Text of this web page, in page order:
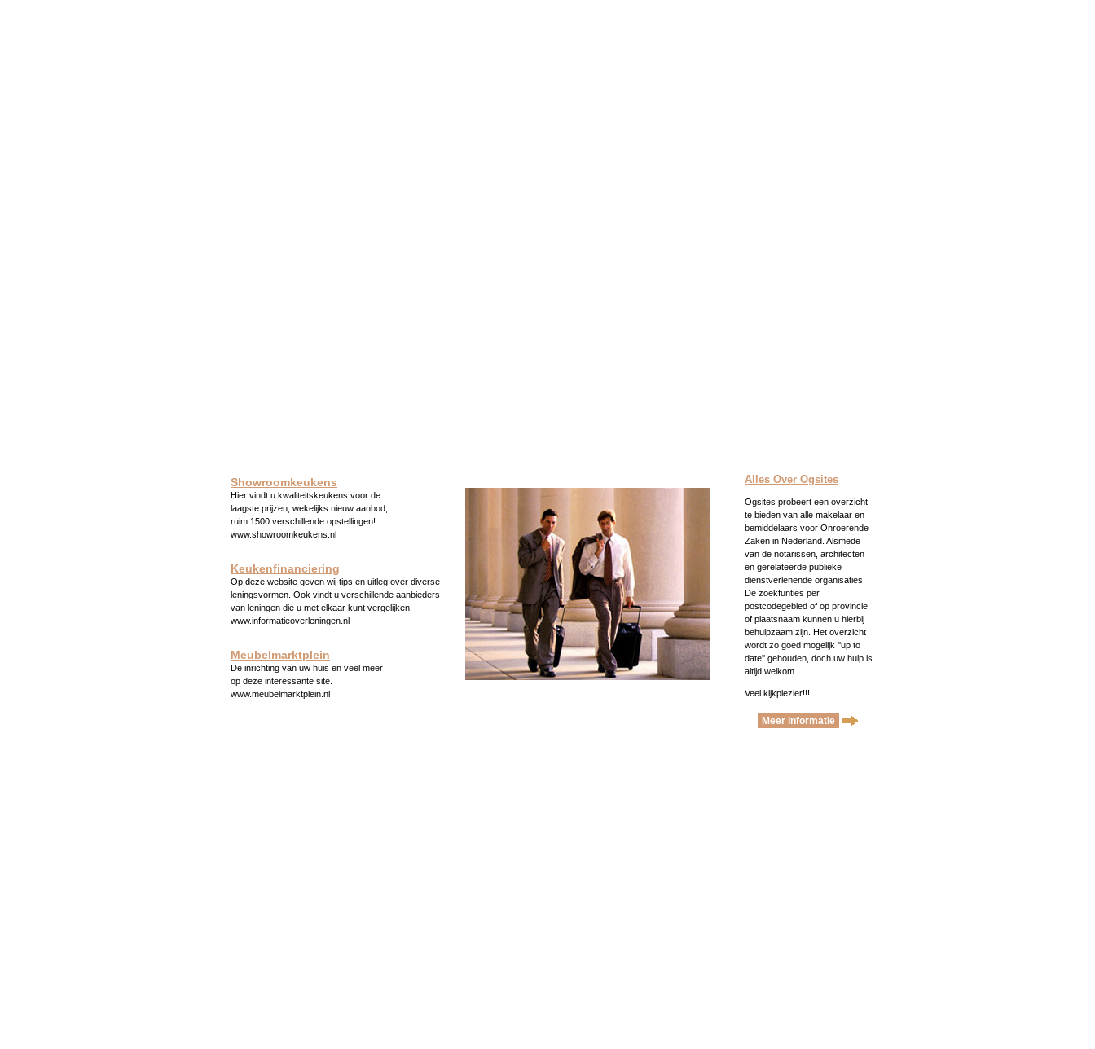
Showroomkeukens
Hier vindt u kwaliteitskeukens voor de
laagste prijzen, wekelijks nieuw aanbod,
ruim 1500 verschillende opstellingen!
www.showroomkeukens.nl
Keukenfinanciering
Op deze website geven wij tips en uitleg over diverse
leningsvormen. Ook vindt u verschillende aanbieders
van leningen die u met elkaar kunt vergelijken.
www.informatieoverleningen.nl
Meubelmarktplein
De inrichting van uw huis en veel meer
op deze interessante site.
www.meubelmarktplein.nl
Alles Over Ogsites
Ogsites probeert een overzicht
te bieden van alle makelaar en
bemiddelaars voor Onroerende
Zaken in Nederland. Alsmede
van de notarissen, architecten
en gerelateerde publieke
dienstverlenende organisaties.
De zoekfunties per
postcodegebied of op provincie
of plaatsnaam kunnen u hierbij
behulpzaam zijn. Het overzicht
wordt zo goed mogelijk ''up to
date'' gehouden, doch uw hulp is
altijd welkom.
Veel kijkplezier!!!
Meer informatie